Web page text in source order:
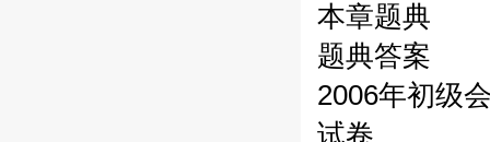
本章题典
题典答案
2006年初级
试卷